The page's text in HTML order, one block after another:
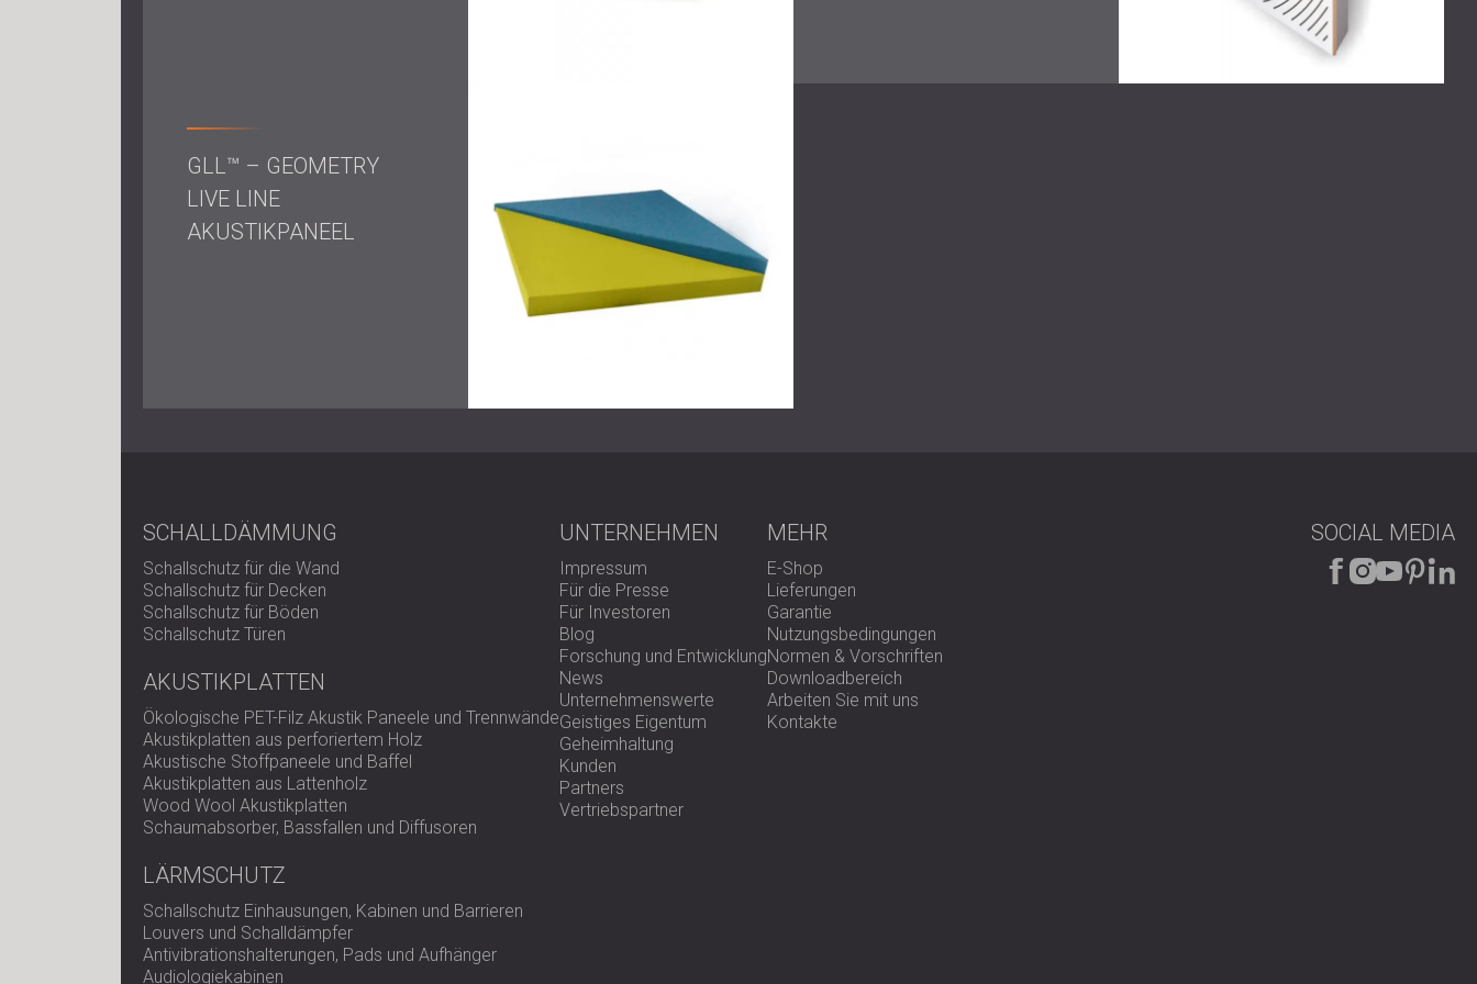
Bereits bei der ersten Aufnahme war die Tonqualität im neuen Podcast-Studio außergewöhnlich klar
und voll , was die Nachbearbeitungszeit um die Hälfte reduzierte. Im Konferenzraum finden
Gespräche nun ohne störende Hintergrundgeräusche statt, was eine ruhige, konzentrierte
Bereit, Ihren Raum zu verwandeln?
Entdecken Sie unser gesamtes Sortiment an
buchen Sie eine Beratung
Büroakustik optimieren – Ihr perfekter Sound beginnt hier.
GLL™ – GEOMETRY
LIVE LINE
AKUSTIKPANEEL
SCHALLDÄMMUNG
Schallschutz für die Wand
Schallschutz für Decken
Schallschutz für Böden
Schallschutz Türen
AKUSTIKPLATTEN
Ökologische PET-Filz Akustik Paneele und Trennwände
Akustikplatten aus perforiertem Holz
Akustische Stoffpaneele und Baffel
Akustikplatten aus Lattenholz
Wood Wool Akustikplatten
Schaumabsorber, Bassfallen und Diffusoren
LÄRMSCHUTZ
Schallschutz Einhausungen, Kabinen und Barrieren
Louvers und Schalldämpfer
Antivibrationshalterungen, Pads und Aufhänger
Audiologiekabinen
UNTERNEHMEN
Impressum
Für die Presse
Für Investoren
Blog
Forschung und Entwicklung
News
Unternehmenswerte
Geistiges Eigentum
Geheimhaltung
Kunden
Partners
Vertriebspartner
MEHR
E-Shop
Lieferungen
Garantie
Nutzungsbedingungen
Normen & Vorschriften
Downloadbereich
Arbeiten Sie mit uns
Kontakte
SOCIAL MEDIA